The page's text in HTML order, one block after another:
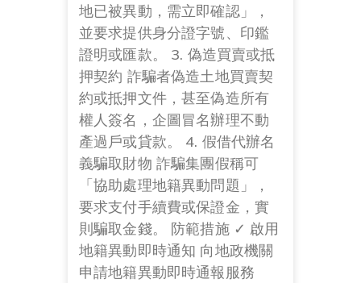
地已被異動，需立即確認」，
並要求提供身分證字號、印鑑
證明或匯款。 3. 偽造買賣或抵
押契約 詐騙者偽造土地買賣契
約或抵押文件，甚至偽造所有
權人簽名，企圖冒名辦理不動
產過戶或貸款。 4. 假借代辦名
義騙取財物 詐騙集團假稱可
「協助處理地籍異動問題」，
要求支付手續費或保證金，實
則騙取金錢。 防範措施 ✓ 啟用
地籍異動即時通知 向地政機關
申請地籍異動即時通報服務